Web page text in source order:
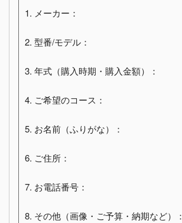
1. メーカー：
2. 型番/モデル：
3. 年式（購入時期・購入金額）：
4. ご希望のコース：
5. お名前（ふりがな）：
6. ご住所：
7. お電話番号：
8. その他（画像・ご予算・納期など）：